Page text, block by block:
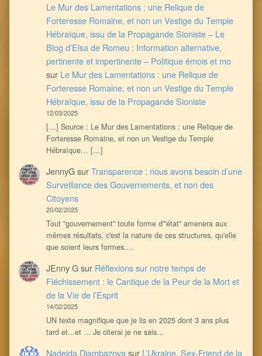
Le Mur des Lamentations : une Relique de
Forteresse Romaine, et non un Vestige du Temple
Hébraïque, issu de la Propagande Sioniste – Le
Blog d’Elsa de Romeu : Information alternative,
pertinente et impertinente – Politique émois et mo
sur Le Mur des Lamentations : une Relique de
Forteresse Romaine, et non un Vestige du Temple
Hébraïque, issu de la Propagande Sioniste
12/03/2025
[…] Source : Le Mur des Lamentations : une Relique de
Forteresse Romaine, et non un Vestige du Temple
Hébraïque… […]
JennyGsurTransparence : nous avons besoin d’une
Surveillance des Gouvernements, et non des
Citoyens
20/02/2025
Tout ''gouvernement'' toute forme d'''état'' amenera aux
mêmes résultats, c'est la nature de ces structures, qu'elle
que soient leurs formes.…
JEnny Gsur Réflexions sur notre temps de
Fléchissement : le Cantique de la Peur de la Mort et
de la Vie de l’Esprit
14/02/2025
UN texte magnifique que je lis en 2025 dont 3 ans plus
tard et...et ... Je citerai je ne sais…
Nadejda Djambazova sur L’Ukraine, Sex-Friend de la